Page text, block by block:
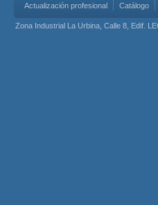
Actualización profesional Catálogo
Zona Industrial La Urbina, Calle 8, Edif.